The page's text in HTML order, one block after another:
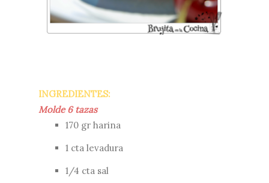
INGREDIENTES:
Molde 6 tazas
170 gr harina
1 cta levadura
1/4 cta sal